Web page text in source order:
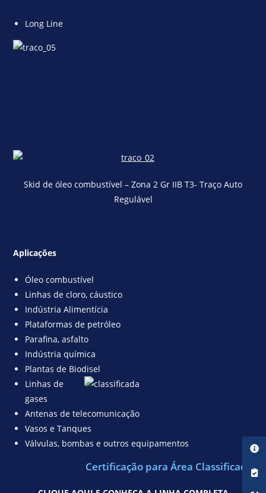
Long Line
Skid de óleo combustível – Zona 2 Gr IIB T3- Traço Auto
Regulável
Aplicações
Óleo combustível
Linhas de cloro, cáustico
Indústria Alimentícia
Plataformas de petróleo
Parafina, asfalto
Indústria química
Plantas de Biodisel
Linhas de
gases
Antenas de telecomunicação
Vasos e Tanques
Válvulas, bombas e outros equipamentos
Certificação para Área Classificada